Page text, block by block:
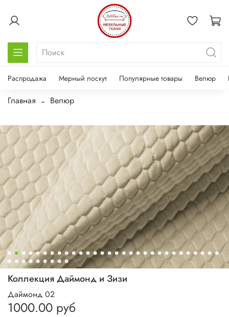
Распродажа Мерный лоскут Популярные товары Велюр
Главная Велюр
Коллекция Даймонд и Зизи
Даймонд 02
1000.00 руб